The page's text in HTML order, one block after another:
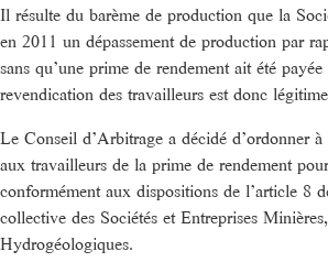
Il résulte du barème de production que la
en 2011 un dépassement de production par
sans qu’une prime de rendement ait été
revendication des travailleurs est donc
Le Conseil d’Arbitrage a décidé d’ordonner
aux travailleurs de la prime de rendement
conformément aux dispositions de l’article 8
collective des Sociétés et Entreprises
Hydrogéologiques.